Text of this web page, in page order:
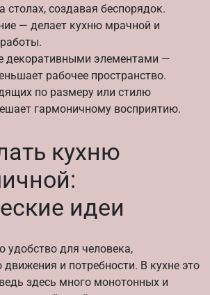
столах, создавая беспорядок.
— делает кухню мрачной и
декоративными элементами —
рабочее пространство.
по размеру или стилю
гармоничному восприятию.
кухню
идеи
удобство для человека,
и потребности. В кухне это
здесь много монотонных и